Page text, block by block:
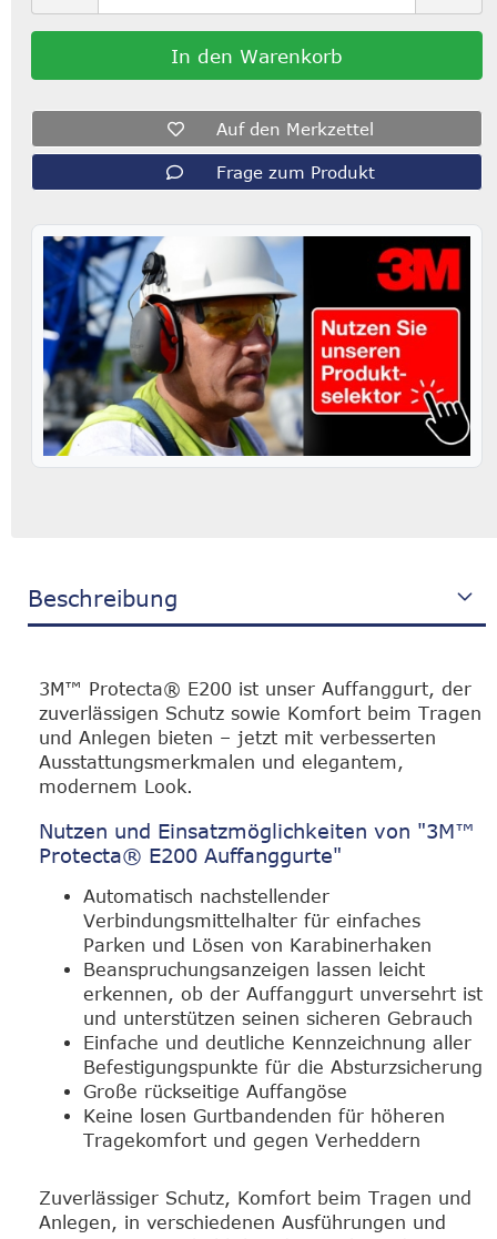
Auf den Merkzettel
Frage zum Produkt
Beschreibung
3M™ Protecta® E200 ist unser Auffanggurt, der
zuverlässigen Schutz sowie Komfort beim Tragen
und Anlegen bieten – jetzt mit verbesserten
Ausstattungsmerkmalen und elegantem,
modernem Look.
Nutzen und Einsatzmöglichkeiten von "3M™
Protecta® E200 Auffanggurte"
Automatisch nachstellender
Verbindungsmittelhalter für einfaches
Parken und Lösen von Karabinerhaken
Beanspruchungsanzeigen lassen leicht
erkennen, ob der Auffanggurt unversehrt ist
und unterstützen seinen sicheren Gebrauch
Einfache und deutliche Kennzeichnung aller
Befestigungspunkte für die Absturzsicherung
Große rückseitige Auffangöse
Keine losen Gurtbandenden für höheren
Tragekomfort und gegen Verheddern
Zuverlässiger Schutz, Komfort beim Tragen und
Anlegen, in verschiedenen Ausführungen und